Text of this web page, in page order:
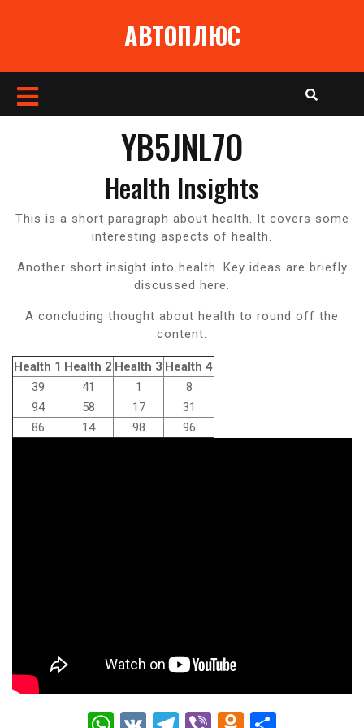
АВТОПЛЮС
Кнопка
YB5JNL7O
Health Insights
This is a short paragraph about health. It covers some
interesting aspects of health.
Another short insight into health. Key ideas are briefly
discussed here.
A concluding thought about health to round off the
content.
Health 1 Health 2 Health 3 Health 4
39
41 1
8
94
58 17
31
86
14 98 96